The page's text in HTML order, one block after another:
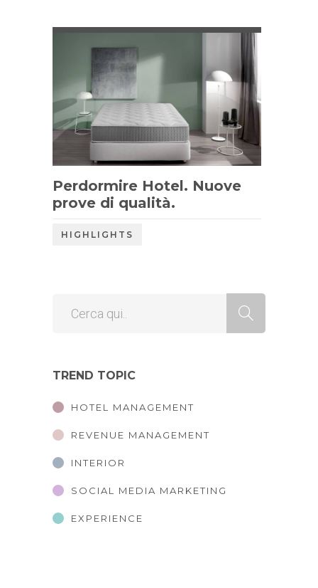
Perdormire Hotel. Nuove
prove di qualità.
HIGHLIGHTS
TREND TOPIC
HOTEL MANAGEMENT
REVENUE MANAGEMENT
INTERIOR
SOCIAL MEDIA MARKETING
EXPERIENCE